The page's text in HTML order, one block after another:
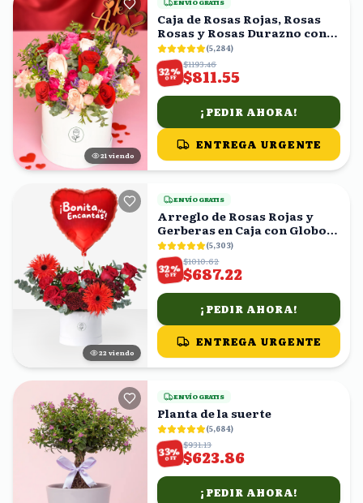
21 viendo
ENVÍO GRATIS
Caja de Rosas Rojas, Rosas
Rosas y Rosas Durazno con
Topper 'Te Amo'
(5,284)
32%
OFF
$1193.46
$811.55
¡PEDIR AHORA!
ENTREGA URGENTE
23 viendo
ENVÍO GRATIS
Arreglo de Rosas Rojas y
Gerberas en Caja con Globo
Corazón
(5,303)
32%
OFF
$1010.62
$687.22
¡PEDIR AHORA!
ENTREGA URGENTE
ENVÍO GRATIS
Planta de la suerte
(5,684)
33%
OFF
$931.13
$623.86
¡PEDIR AHORA!